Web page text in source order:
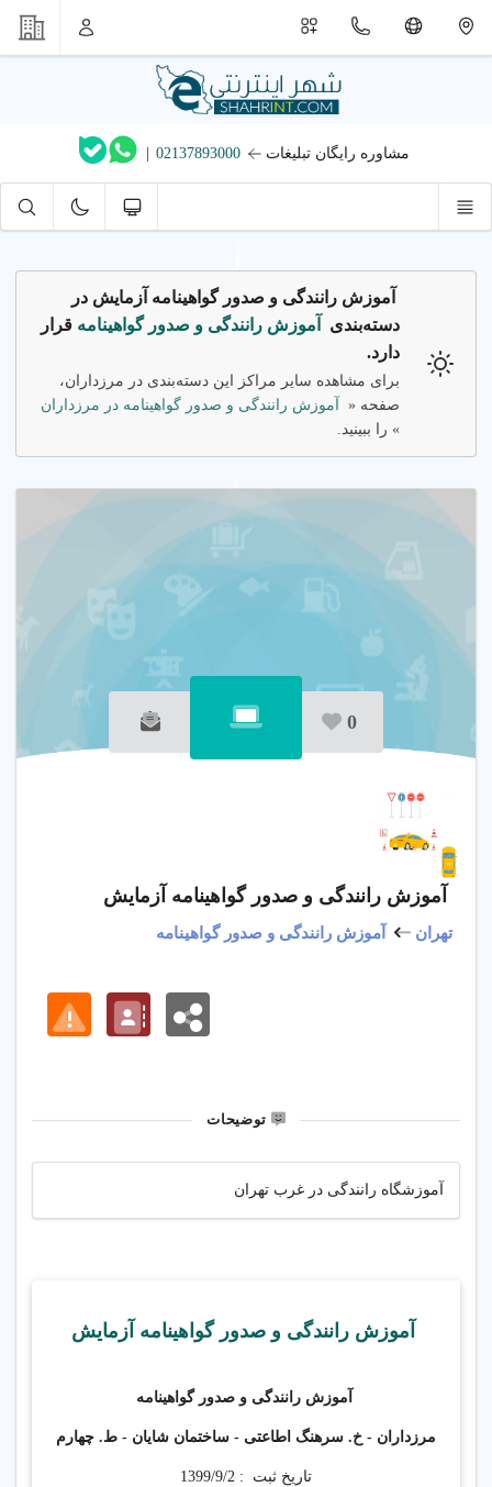
مشاوره رایگان تبلیغات 02137893000
|
آموزش رانندگی و صدور گواهینامه آزمایش در
دسته‌بندی
آموزش رانندگی و صدور گواهینامه قرار
دارد.
برای مشاهده سایر مراکز این دسته‌بندی در مرزداران،
صفحه «
آموزش رانندگی و صدور گواهینامه در مرزداران
» را ببینید.
0
آموزش رانندگی و صدور گواهینامه آزمایش
تهران آموزش رانندگی و صدور گواهینامه
توضیحات
آموزشگاه رانندگی در غرب تهران
آموزش رانندگی و صدور گواهینامه آزمایش
آموزش رانندگی و صدور گواهینامه
مرزداران - خ. سرهنگ اطاعتی - ساختمان شایان - ط. چهارم
تاریخ ثبت : 1399/9/2